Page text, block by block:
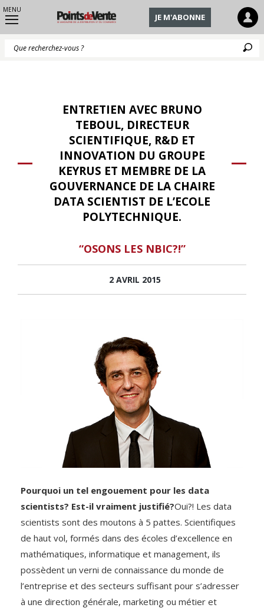
MENU
JE M'ABONNE
ENTRETIEN AVEC BRUNO
TEBOUL, DIRECTEUR
SCIENTIFIQUE, R&D ET
INNOVATION DU GROUPE
KEYRUS ET MEMBRE DE LA
GOUVERNANCE DE LA CHAIRE
DATA SCIENTIST DE L’ECOLE
POLYTECHNIQUE.
“OSONS LES NBIC?!”
2 AVRIL 2015
Pourquoi un tel engouement pour les data
scientists? Est-il vraiment justifié?Oui?! Les data
scientists sont des moutons à 5 pattes. Scientifiques
de haut vol, formés dans des écoles d’excellence en
mathématiques, informatique et management, ils
possèdent un verni de connaissance du monde de
l’entreprise et des secteurs suffisant pour s’adresser
à une direction générale, marketing ou métier et